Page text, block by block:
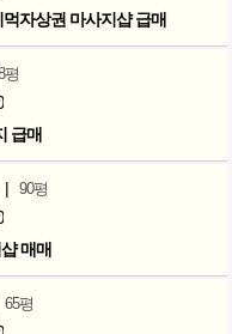
자상권 마사지샵 급매
평
급매
| 90평
매매
65평